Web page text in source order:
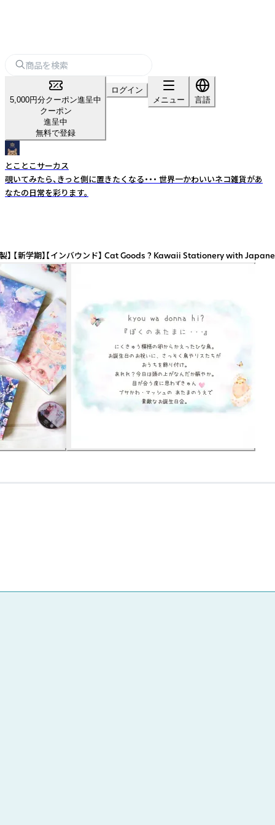
5,000円分クーポン進呈中
クーポン
進呈中
無料で登録
ログイン
メニュー
言語
とことこサーカス
覗いてみたら、きっと側に置きたくなる・・・ 世界一かわいいネコ雑貨があ
なたの日常を彩ります。
本製】 【新学期】【インバウンド】 Cat Goods ? Kawaii Stationery with